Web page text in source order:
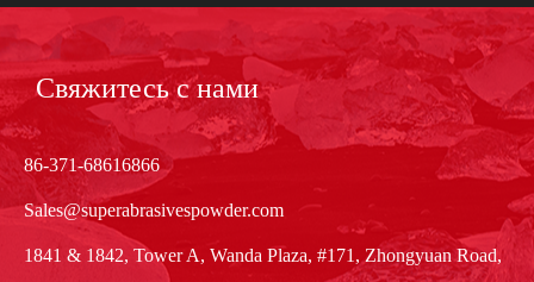
Свяжитесь с нами
86-371-68616866
Sales@superabrasivespowder.com
1841 & 1842, Tower A, Wanda Plaza, #171, Zhongyuan Road,